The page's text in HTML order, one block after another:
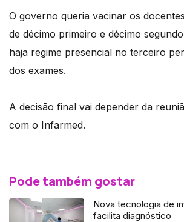
O governo queria vacinar os
de décimo primeiro e décimo
haja regime presencial no terceiro
dos exames.
A decisão final vai depender da
com o Infarmed.
Pode também gostar
Nova tecnologia de
facilita diagnóstico